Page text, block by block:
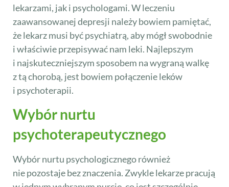
lekarzami, jak i psychologami. W leczeniu
zaawansowanej depresji należy bowiem pamiętać,
że lekarz musi być psychiatrą, aby mógł swobodnie
i właściwie przepisywać nam leki. Najlepszym
i najskuteczniejszym sposobem na wygraną walkę
z tą chorobą, jest bowiem połączenie leków
i psychoterapii.
Wybór nurtu
psychoterapeutycznego
Wybór nurtu psychologicznego również
nie pozostaje bez znaczenia. Zwykle lekarze pracują